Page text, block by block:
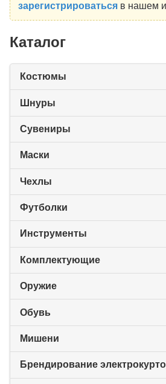
зарегистрироватьсяв нашем
Каталог
Костюмы
Шнуры
Сувениры
Маски
Чехлы
Футболки
Инструменты
Комплектующие
Оружие
Обувь
Мишени
Брендирование